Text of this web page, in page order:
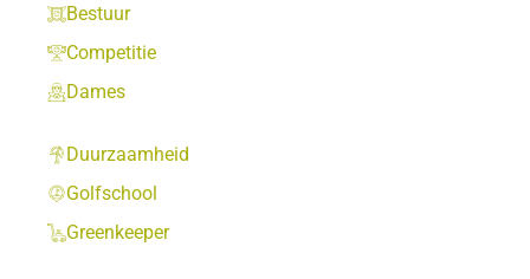
Bestuur
Competitie
Dames
Duurzaamheid
Golfschool
Greenkeeper